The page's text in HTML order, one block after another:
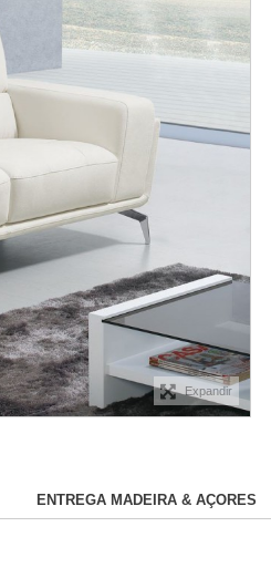
Expandir
ENTREGA MADEIRA & AÇORES